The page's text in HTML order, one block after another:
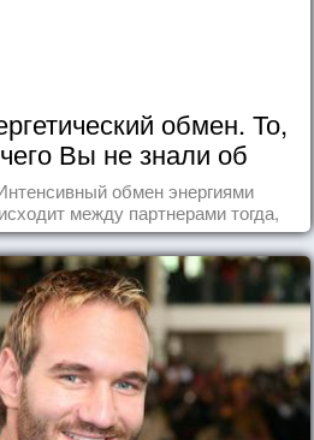
обмен. То,
чего Вы не знали об
отношениях
обмен энергиями
между партнерами тогда,
они испытывают симпатию друг к
другу...